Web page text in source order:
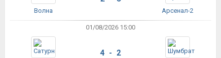
Волна Арсенал-2
01/08/2026 15:00
4 - 2